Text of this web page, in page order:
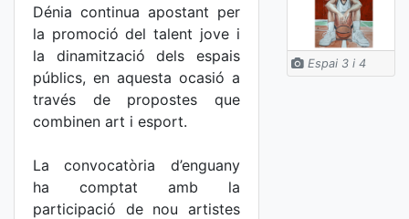
Dénia continua apostant per
la promoció del talent jove i
la dinamització dels espais
públics, en aquesta ocasió a
través de propostes que
combinen art i esport.
La convocatòria d’enguany
ha comptat amb la
participació de nou artistes
Espai 3 i 4